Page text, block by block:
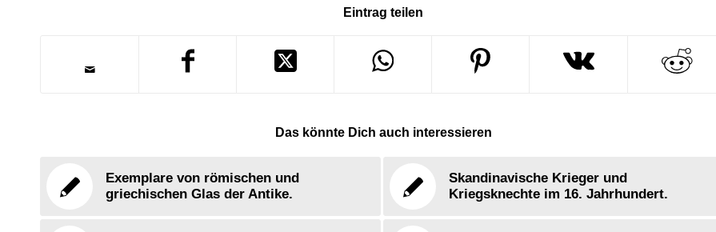
Eintrag teilen
Das könnte Dich auch interessieren
Exemplare von römischen und
griechischen Glas der Antike.
Skandinavische Krieger und
Kriegsknechte im 16. Jahrhundert.